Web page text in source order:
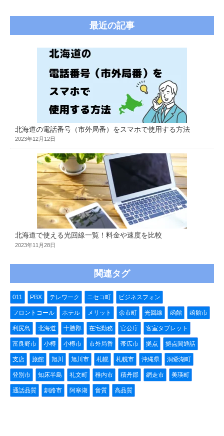
最近の記事
北海道の電話番号（市外局番）をスマホで使用する方法
2023年12月12日
北海道で使える光回線一覧！料金や速度を比較
2023年11月28日
関連タグ
011 PBX テレワーク ニセコ町 ビジネスフォン
フロントコール ホテル メリット 余市町 光回線 函館 函館市
利尻島 北海道 十勝郡 在宅勤務 官公庁 客室タブレット
富良野市 小樽 小樽市 市外局番 帯広市 拠点 拠点間通話
支店 旅館 旭川 旭川市 札幌 札幌市 沖縄県 洞爺湖町
登別市 知床半島 礼文町 稚内市 積丹郡 網走市 美瑛町
通話品質 釧路市 阿寒湖 音質 高品質